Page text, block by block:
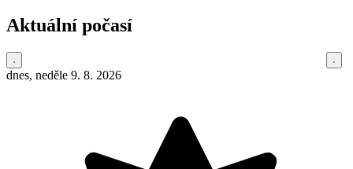
Aktuální počasí
dnes, neděle 9. 8. 2026